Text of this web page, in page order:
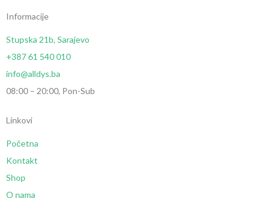
Informacije
Stupska 21b, Sarajevo
+387 61 540 010
info@alldys.ba
08:00 – 20:00, Pon-Sub
Linkovi
Početna
Kontakt
Shop
O nama